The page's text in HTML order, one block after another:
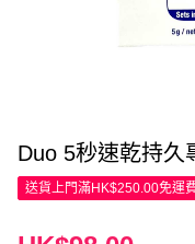
Duo 5秒速乾
送貨上門滿HK$250.00免運